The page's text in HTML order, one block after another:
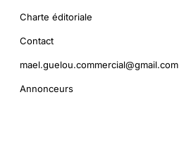
Charte éditoriale
Contact
mael.guelou.commercial@gmail.com
Annonceurs